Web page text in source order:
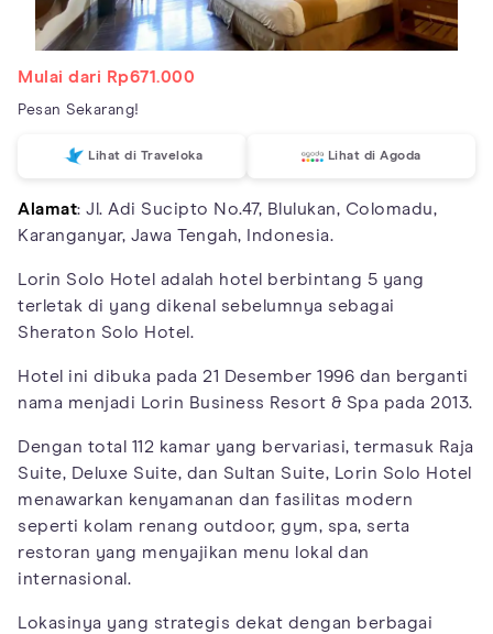
Mulai dari Rp671.000
Pesan Sekarang!
Lihat di Traveloka Lihat di Agoda
Alamat: Jl. Adi Sucipto No.47, Blulukan, Colomadu,
Karanganyar, Jawa Tengah, Indonesia.
Lorin Solo Hotel adalah hotel berbintang 5 yang
terletak di yang dikenal sebelumnya sebagai
Sheraton Solo Hotel.
Hotel ini dibuka pada 21 Desember 1996 dan berganti
nama menjadi Lorin Business Resort & Spa pada 2013.
Dengan total 112 kamar yang bervariasi, termasuk Raja
Suite, Deluxe Suite, dan Sultan Suite, Lorin Solo Hotel
menawarkan kenyamanan dan fasilitas modern
seperti kolam renang outdoor, gym, spa, serta
restoran yang menyajikan menu lokal dan
internasional.
Lokasinya yang strategis dekat dengan berbagai